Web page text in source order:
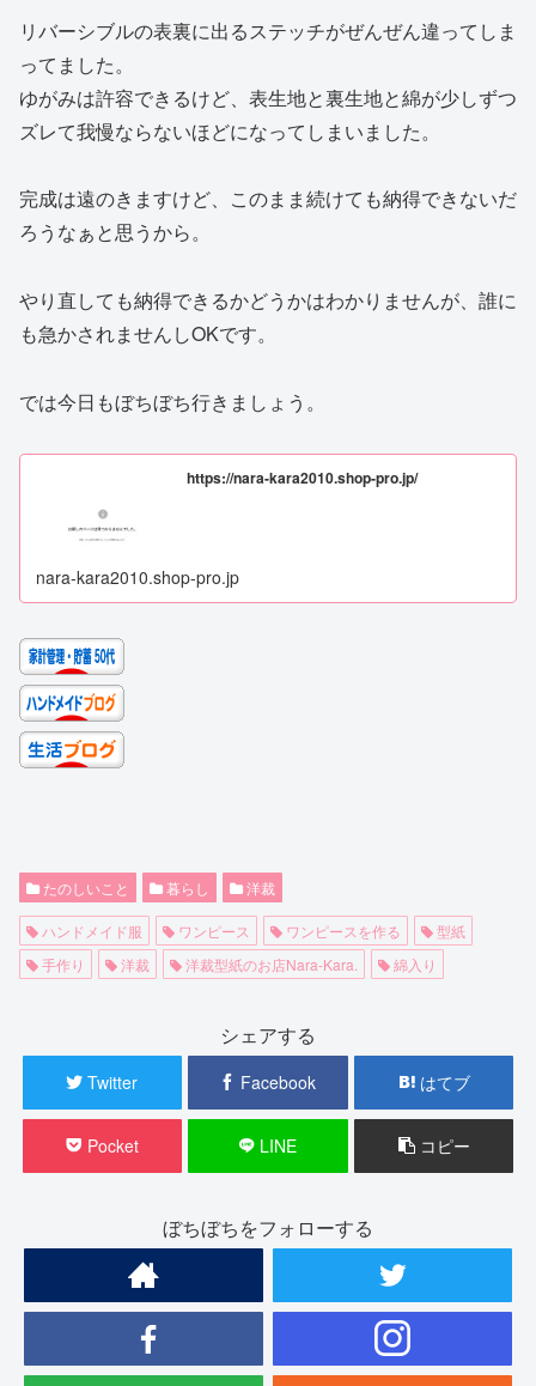
リバーシブルの表裏に出るステッチがぜんぜん違ってしま
ってました。
ゆがみは許容できるけど、表生地と裏生地と綿が少しずつ
ズレて我慢ならないほどになってしまいました。
完成は遠のきますけど、このまま続けても納得できないだ
ろうなぁと思うから。
やり直しても納得できるかどうかはわかりませんが、誰に
も急かされませんしOKです。
では今日もぼちぼち行きましょう。
https://nara-kara2010.shop-pro.jp/
nara-kara2010.shop-pro.jp
たのしいこと 暮らし 洋裁
ハンドメイド服 ワンピース ワンピースを作る
型紙
手作り
洋裁 洋裁型紙のお店Nara-Kara. 綿入り
シェアする
Twitter Facebook はてブ
Pocket LINE コピー
ぼちぼちをフォローする